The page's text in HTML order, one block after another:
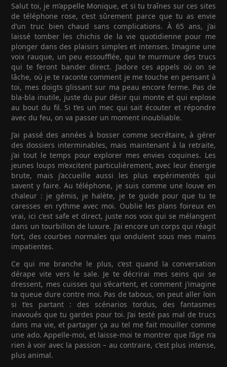
Salut toi, je m’appelle Monique, et si tu traînes sur ces sites
de téléphone rose, c’est sûrement parce que tu as envie
d’un truc bien chaud sans complications. À 65 ans, j’ai
laissé tomber les chichis de la vie quotidienne pour me
plonger dans des plaisirs simples et intenses. Imagine une
voix rauque, un peu essoufflée, qui te murmure des trucs
qui te feront bander direct. J’adore ces appels où on se
lâche, où je te raconte comment je me touche en pensant à
toi, mes doigts glissant sur ma peau encore ferme. Pas de
bla-bla inutile, juste du pur désir qui monte et qui explose
au bout du fil. Si t’es un mec qui sait écouter et répondre
avec du feu, on va passer un moment inoubliable.
J’ai passé des années à bosser comme secrétaire, à gérer
des dossiers interminables, mais maintenant à la retraite,
j’ai tout le temps pour explorer mes envies coquines. Les
jeunes loups m’excitent particulièrement, avec leur énergie
brute, mais j’accueille aussi les plus expérimentés qui
savent y faire. Au téléphone, je suis comme une louve en
chaleur : je gémis, je halète, je te guide pour que tu te
caresses en rythme avec moi. Oublie les plans foireux en
vrai, ici c’est safe et direct, juste nos voix qui se mélangent
dans un tourbillon de luxure. J’ai encore un corps qui réagit
fort, des courbes normales qui ondulent sous mes mains
impatientes.
Ce qui me branche le plus, c’est quand la conversation
dérape vite vers le sale. Je te décrirai mes seins qui se
dressent, mes cuisses qui s’écartent, et comment j’imagine
ta queue dure contre moi. Pas de tabous, on peut aller loin
si t’es partant : des scénarios tordus, des fantasmes
inavoués que tu gardes pour toi. J’ai testé pas mal de trucs
dans ma vie, et partager ça au tel me fait mouiller comme
une ado. Appelle-moi, et laisse-moi te montrer que l’âge n’a
rien à voir avec la passion – au contraire, c’est plus intense,
plus animal.